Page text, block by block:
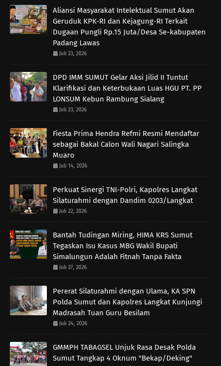
Aliansi Masyarakat Intelektual Sumut Akan
Geruduk KPK-RI dan Kejagung-RI Terkait
Dugaan Pungli Rp.15 Juta/Desa Se-kabupaten
Padang Lawas
Juli 23, 2026
DPD IMM SUMUT Gelar Aksi Jilid II Tuntut
Klarifikasi dan Keterbukaan Luas HGU PT. PP
LONSUM Kebun Rambung Sialang
Juli 23, 2026
Fiesta Prima Hendra Refmi Resmi Mendaftar
sebagai Bakal Calon Wali Nagari Salingka
Muaro
Juli 14, 2026
Perkuat Sinergi TNI-Polri, Kapolres Langkat
Silaturahmi dengan Dandim 0203/Langkat
Juli 22, 2026
Bantah Tudingan Miring, HIMA KRS Sumut
Tegaskan Isu Kasus MBG Wakil Bupati
Simalungun Adalah Fitnah Tanpa Fakta
Juli 27, 2026
Pererat Silaturahmi dengan Ulama, KA SPN
Polda Sumut dan Kapolres Langkat Kunjungi
Madrasah Tuan Guru Besilam
Juli 24, 2026
GMMPH TABAGSEL Unjuk Rasa Desak Polda
Sumut Tangkap 4 Oknum "Bekap/Deking"